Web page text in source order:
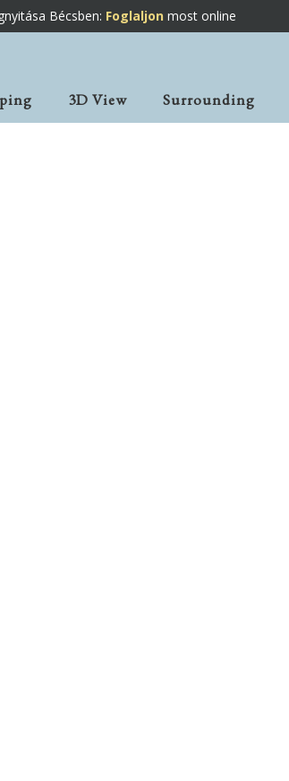
Bécsben: Foglaljon most online
3D View Surrounding